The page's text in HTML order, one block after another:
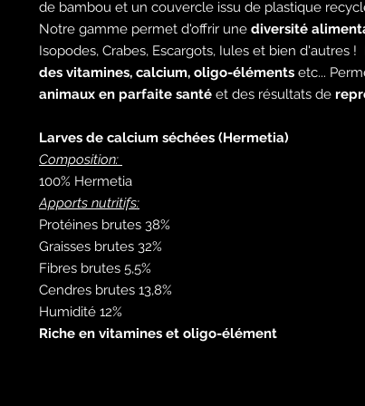
de bambou et un couvercle issu de plastique
Notre gamme permet d'offrir une diversité
Isopodes, Crabes, Escargots, Iules et bien d'autres !
des vitamines, calcium, oligo-éléments etc...
animaux en parfaite santé et des résultats de
Larves de calcium séchées (Hermetia)
Composition:
100% Hermetia
Apports nutritifs:
Protéines brutes 38%
Graisses brutes 32%
Fibres brutes 5,5%
Cendres brutes 13,8%
Humidité 12%
Riche en vitamines et oligo-élément